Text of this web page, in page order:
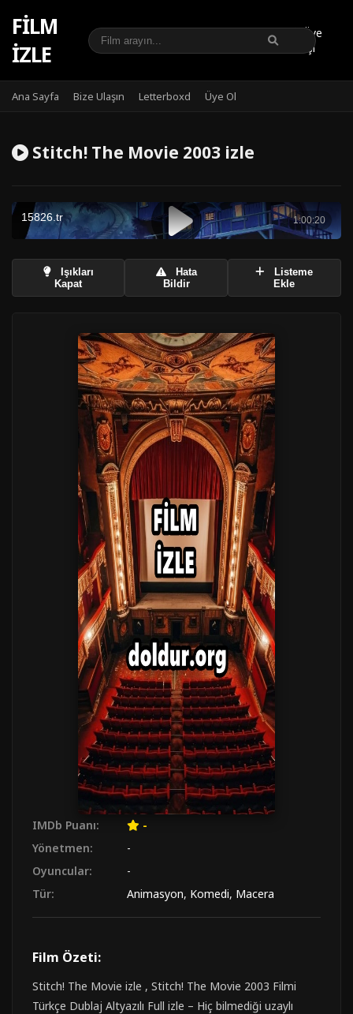
FILM
IZLE
Üye
Girişi
Ana Sayfa Bize Ulaşın Letterboxd Üye Ol
Stitch! The Movie 2003 izle
Işıkları
Kapat
Hata
Bildir
Listeme
Ekle
IMDb Puanı:
-
Yönetmen:
-
Oyuncular:
-
Tür:
Animasyon, Komedi, Macera
Film Özeti:
Stitch! The Movie izle , Stitch! The Movie 2003 Filmi
Türkçe Dublaj Altyazılı Full izle – Hiç bilmediği uzaylı